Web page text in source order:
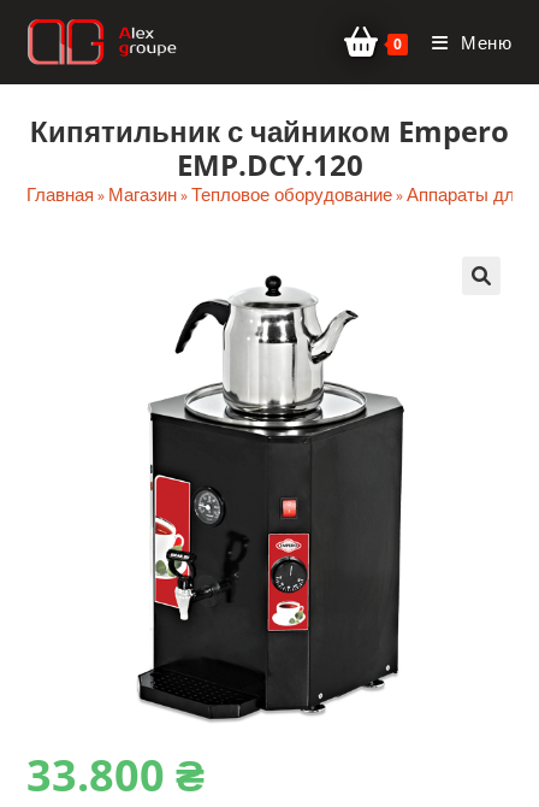
Перейти
0 Меню
Кипятильник с чайником Empero
EMP.DCY.120
Главная » Магазин»Тепловое оборудование»Аппараты для
33.800₴